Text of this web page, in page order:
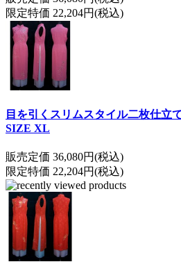
限定特価 22,204円(税込)
目を引くスリムスタイル二枚仕立
SIZE XL
販売定価 36,080円(税込)
限定特価 22,204円(税込)